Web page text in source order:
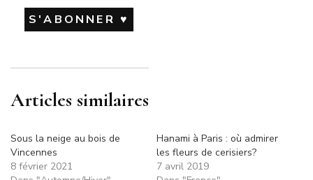
Articles similaires
Sous la neige au bois de
Vincennes
8 février 2021
Hanami à Paris : où admirer
les fleurs de cerisiers?
7 avril 2019